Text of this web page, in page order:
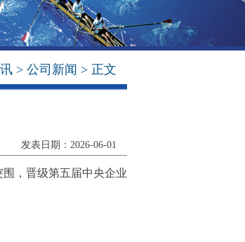
> 公司新闻 > 正文
发表日期：2026-06-01
，晋级第五届中央企业